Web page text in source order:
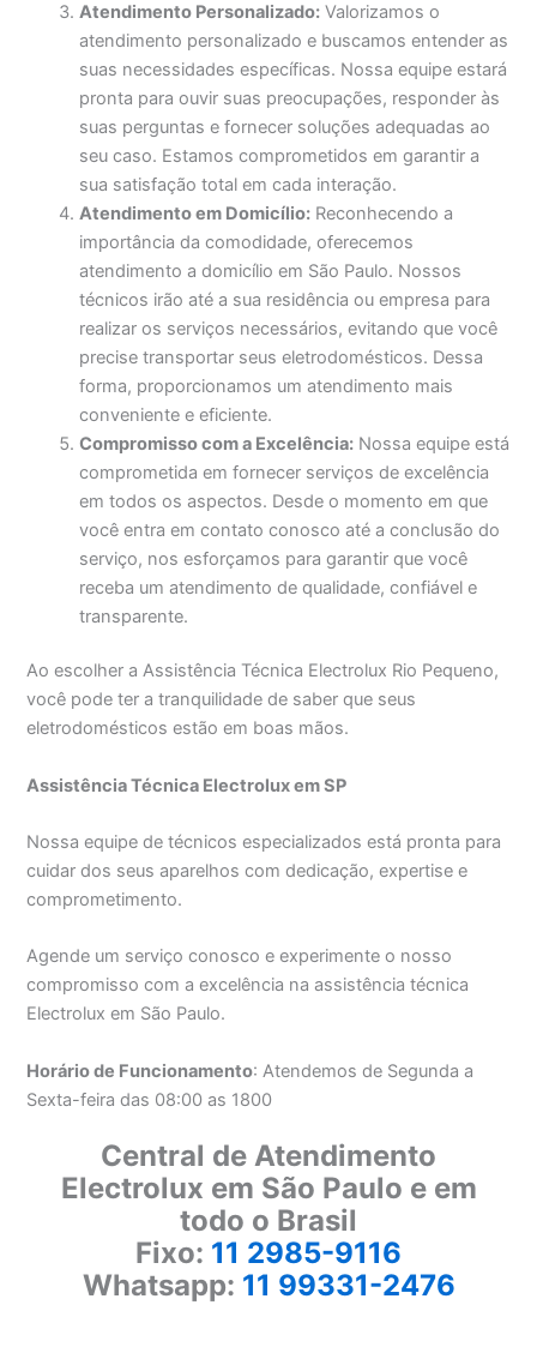
Atendimento Personalizado: Valorizamos o
atendimento personalizado e buscamos entender as
suas necessidades específicas. Nossa equipe estará
pronta para ouvir suas preocupações, responder às
suas perguntas e fornecer soluções adequadas ao
seu caso. Estamos comprometidos em garantir a
sua satisfação total em cada interação.
Atendimento em Domicílio: Reconhecendo a
importância da comodidade, oferecemos
atendimento a domicílio em São Paulo. Nossos
técnicos irão até a sua residência ou empresa para
realizar os serviços necessários, evitando que você
precise transportar seus eletrodomésticos. Dessa
forma, proporcionamos um atendimento mais
conveniente e eficiente.
Compromisso com a Excelência: Nossa equipe está
comprometida em fornecer serviços de excelência
em todos os aspectos. Desde o momento em que
você entra em contato conosco até a conclusão do
serviço, nos esforçamos para garantir que você
receba um atendimento de qualidade, confiável e
transparente.
Ao escolher a Assistência Técnica Electrolux Rio Pequeno,
você pode ter a tranquilidade de saber que seus
eletrodomésticos estão em boas mãos.
Assistência Técnica Electrolux em SP
Nossa equipe de técnicos especializados está pronta para
cuidar dos seus aparelhos com dedicação, expertise e
comprometimento.
Agende um serviço conosco e experimente o nosso
compromisso com a excelência na assistência técnica
Electrolux em São Paulo.
Horário de Funcionamento: Atendemos de Segunda a
Sexta-feira das 08:00 as 1800
Central de Atendimento
Electrolux em São Paulo e em
todo o Brasil
Fixo: 11 2985-9116
Whatsapp: 11 99331-2476